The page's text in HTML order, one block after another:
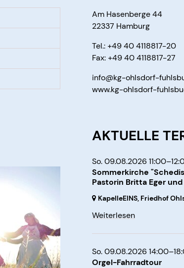
Orgelunterricht & -führungen
Bläserchor St. Marien
Am Hasenberge 44
22337 Hamburg
Tel.: +49 40 4118817-20
Fax: +49 40 4118817-27
info@kg-ohlsdorf-
www.kg-ohlsdorf-
AKTUELLE
So. 09.08.2026
Sommerkirche
Pastorin Britta Eger und
KapelleEINS, Friedhof
Weiterlesen
So. 09.08.2026
Orgel-Fahrradtour